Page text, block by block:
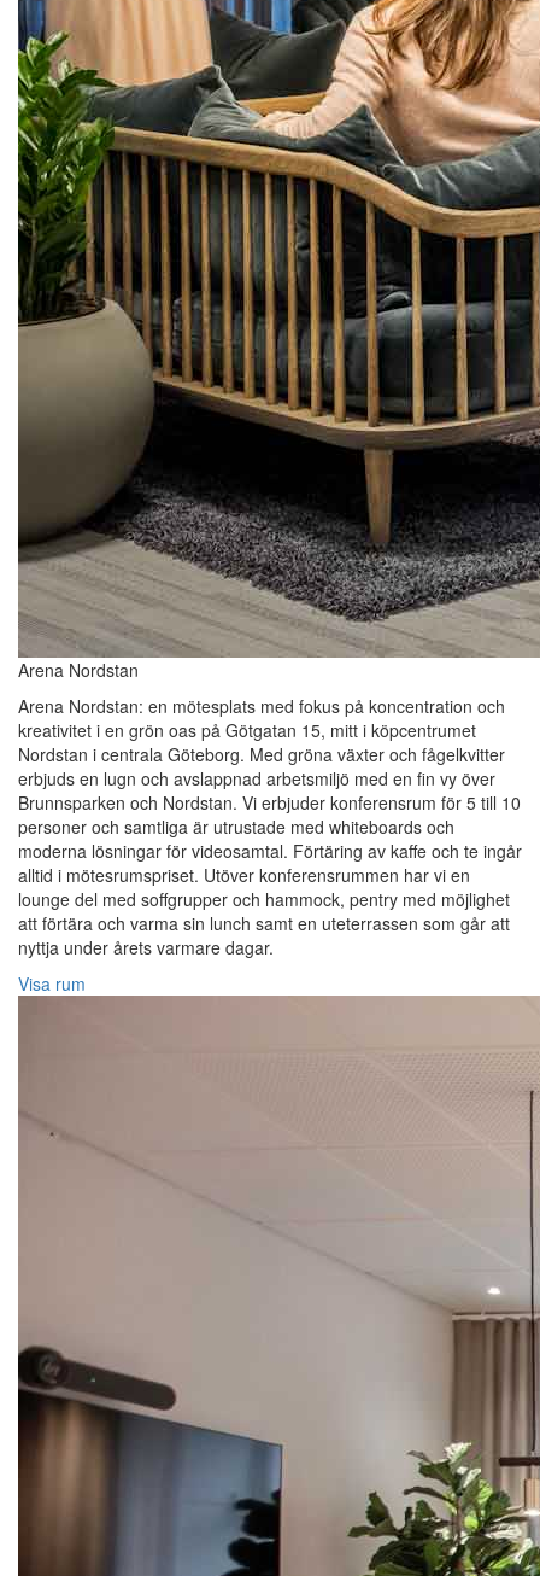
Arena Nordstan
Arena Nordstan: en mötesplats med fokus på koncentration och
kreativitet i en grön oas på Götgatan 15, mitt i köpcentrumet
Nordstan i centrala Göteborg. Med gröna växter och fågelkvitter
erbjuds en lugn och avslappnad arbetsmiljö med en fin vy över
Brunnsparken och Nordstan. Vi erbjuder konferensrum för 5 till 10
personer och samtliga är utrustade med whiteboards och
moderna lösningar för videosamtal. Förtäring av kaffe och te ingår
alltid i mötesrumspriset. Utöver konferensrummen har vi en
lounge del med soffgrupper och hammock, pentry med möjlighet
att förtära och varma sin lunch samt en uteterrassen som går att
nyttja under årets varmare dagar.
Visa rum